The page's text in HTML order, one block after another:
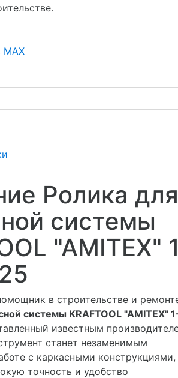
MAX
Ролика для
системы
"AMITEX"
в строительстве и
системы KRAFTOOL "AMITEX"
известным
станет незаменимым
с каркасными конструкциями,
точность и удобство